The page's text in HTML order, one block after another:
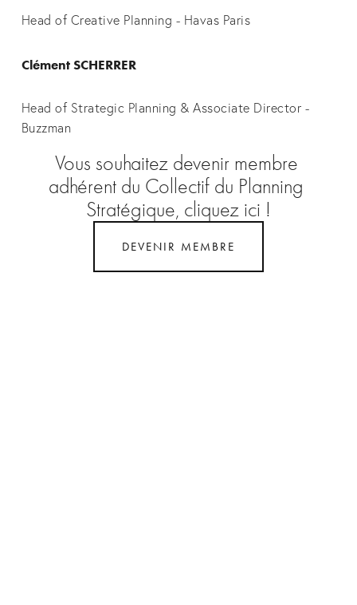
Head of Creative Planning - Havas Paris
Clément SCHERRER
Head of Strategic Planning & Associate Director -
Buzzman
Vous souhaitez devenir membre
adhérent du Collectif du Planning
Stratégique, cliquez ici !
DEVENIR MEMBRE